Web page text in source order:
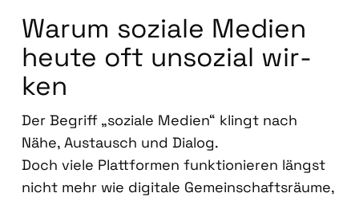
War­um sozia­le Medi­en
heu­te oft unso­zi­al wir­
ken
Der Begriff „sozia­le Medi­en“ klingt nach
Nähe, Aus­tausch und Dia­log.
Doch vie­le Platt­for­men funk­tio­nie­ren längst
nicht mehr wie digi­ta­le Gemein­schafts­räu­me,